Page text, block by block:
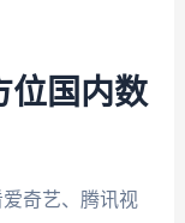
位国内数
奇艺、腾讯视